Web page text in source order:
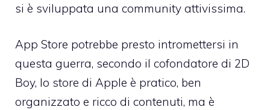
si è sviluppata una community attivissima.
App Store potrebbe presto intromettersi in
questa guerra, secondo il cofondatore di 2D
Boy, lo store di Apple è pratico, ben
organizzato e ricco di contenuti, ma è